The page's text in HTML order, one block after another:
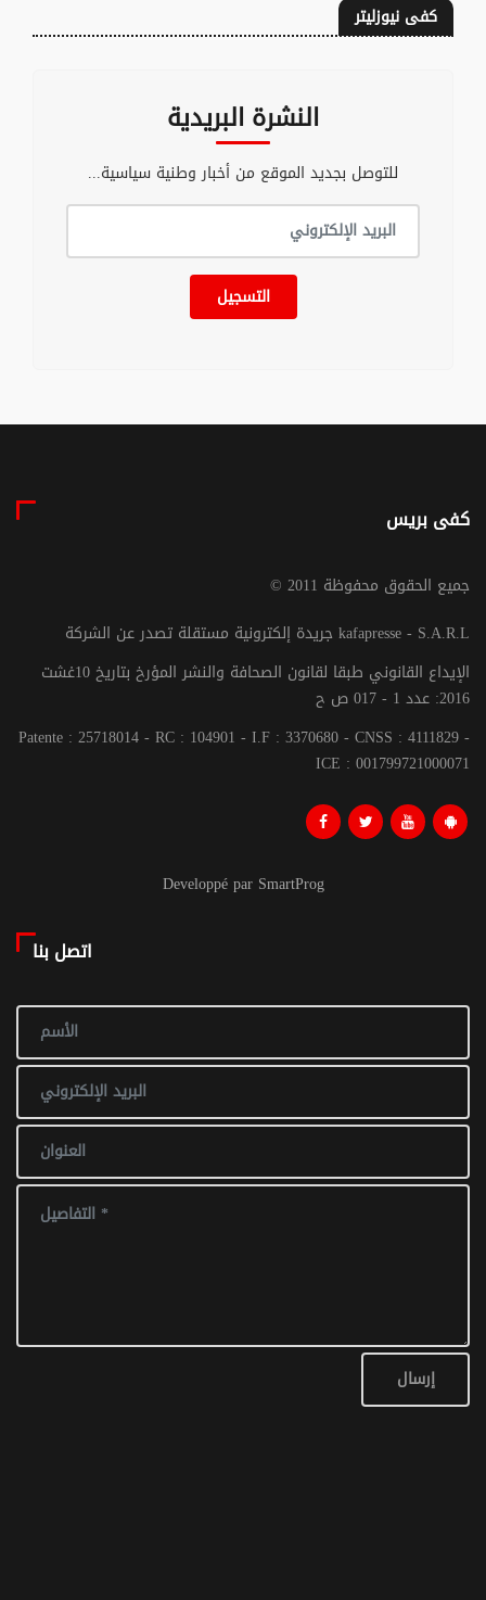
كفى نيوزليتر
النشرة البريدية
للتوصل بجديد الموقع من أخبار وطنية سياسية...
التسجيل
كفى بريس
© جميع الحقوق محفوظة 2011
جريدة إلكترونية مستقلة تصدر عن الشركة kafapresse - S.A.R.L
الإيداع القانوني طبقا لقانون الصحافة والنشر المؤرخ بتاريخ 10غشت
2016: عدد 1 - 017 ص ح
Patente : 25718014 - RC : 104901 - I.F : 3370680 - CNSS : 4111829 -
ICE : 001799721000071
Developpé par SmartProg
اتصل بنا